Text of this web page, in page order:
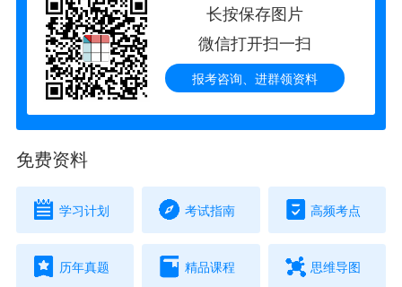
长按保存图片
微信打开扫一扫
报考咨询、进群领资料
免费资料
学习计划 考试指南 高频考点
历年真题 精品课程 思维导图